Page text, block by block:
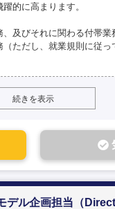
的に高まります。
、及びそれに関わる付帯業
（ただし、就業規則に従
続きを表示
デル企画担当（